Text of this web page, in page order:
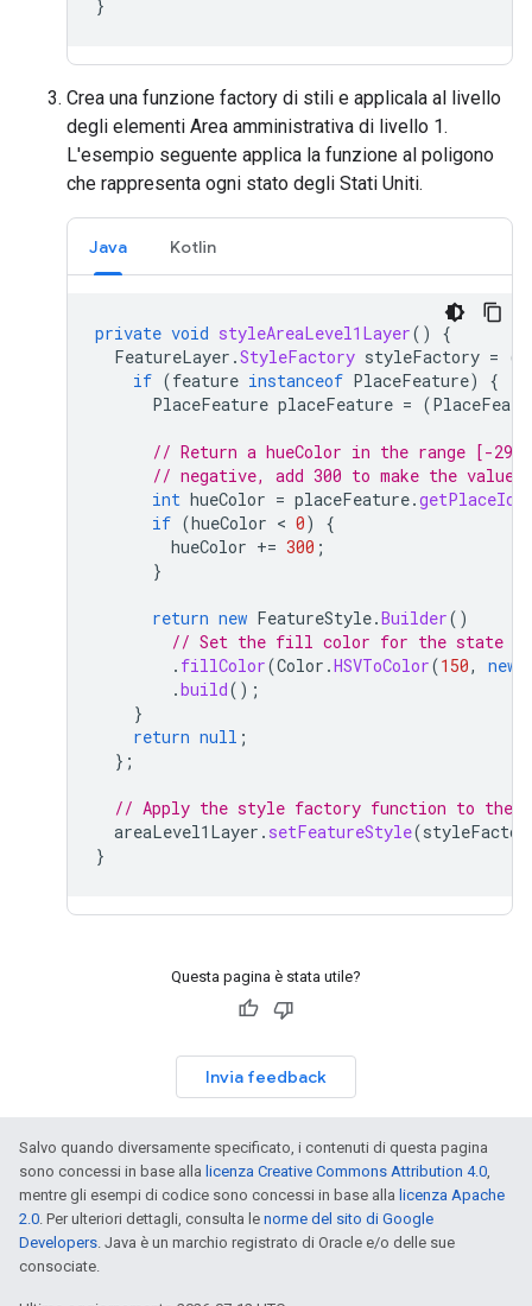
}
Crea una funzione factory di stili e applicala al livello
degli elementi Area amministrativa di livello 1.
L'esempio seguente applica la funzione al poligono
che rappresenta ogni stato degli Stati Uniti.
Java Kotlin
private void styleAreaLevel1Layer()
{
FeatureLayer .StyleFactory styleFactory = (
if (feature instanceof PlaceFeature)
{
PlaceFeature placeFeature = (
// Return a hueColor in the range [-
// negative, add 300 to make the value
int hueColor = placeFeature.getPlaceId
if (hueColor < 0)
{
hueColor += 300 ;
}
return new FeatureStyle.Builder()
// Set the fill color for the state
. fillColor(Color .HSVToColor(150, new
.build();
}
return null ;
};
// Apply the style factory function to the
areaLevel1Layer . setFeatureStyle(
}
Questa pagina è stata utile?
Invia feedback
Salvo quando diversamente specificato, i contenuti di questa pagina
sono concessi in base alla licenza Creative Commons Attribution 4.0,
mentre gli esempi di codice sono concessi in base alla licenza Apache
2.0. Per ulteriori dettagli, consulta le norme del sito di Google
Developers. Java è un marchio registrato di Oracle e/o delle sue
consociate.